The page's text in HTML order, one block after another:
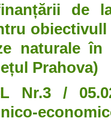
de
naturale în
Prahova)
Nr.3 /